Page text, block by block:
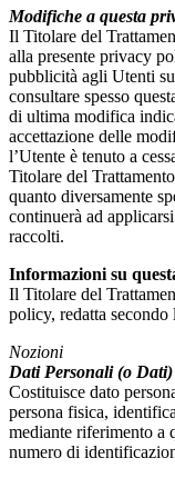
Modifiche a questa
Il Titolare del
alla presente privacy
pubblicità agli Utenti
consultare spesso
di ultima modifica
accettazione delle
l’Utente è tenuto a
Titolare del
quanto diversamente
continuerà ad
raccolti.
Informazioni su
Il Titolare del
policy, redatta
Nozioni
Dati Personali (o Dati)
Costituisce dato
persona fisica,
mediante riferimento a
numero di